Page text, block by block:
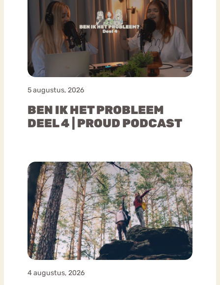
5 augustus, 2026
BEN IK HET PROBLEEM
DEEL 4 | PROUD PODCAST
4 augustus, 2026